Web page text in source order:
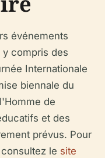
événements
compris des
Internationale
biennale du
de
et des
prévus. Pour
le site